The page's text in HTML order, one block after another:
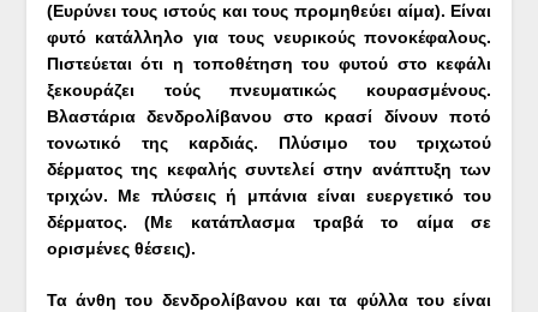
(Ευρύνει τους ιστούς και τους προμηθεύει αίμα). Είναι
φυτό κατάλληλο για τους νευρικούς πονοκέφαλους.
Πιστεύεται ότι η τοποθέτηση του φυτού στο κεφάλι
ξεκουράζει τούς πνευματικώς κουρασμένους.
Βλαστάρια δενδρολίβανου στο κρασί δίνουν ποτό
τονωτικό της καρδιάς. Πλύσιμο του τριχωτού
δέρματος της κεφαλής συντελεί στην ανάπτυξη των
τριχών. Με πλύσεις ή μπάνια είναι ευεργετικό του
δέρματος. (Με κατάπλασμα τραβά το αίμα σε
ορισμένες θέσεις).
Τα άνθη του δενδρολίβανου και τα φύλλα του είναι